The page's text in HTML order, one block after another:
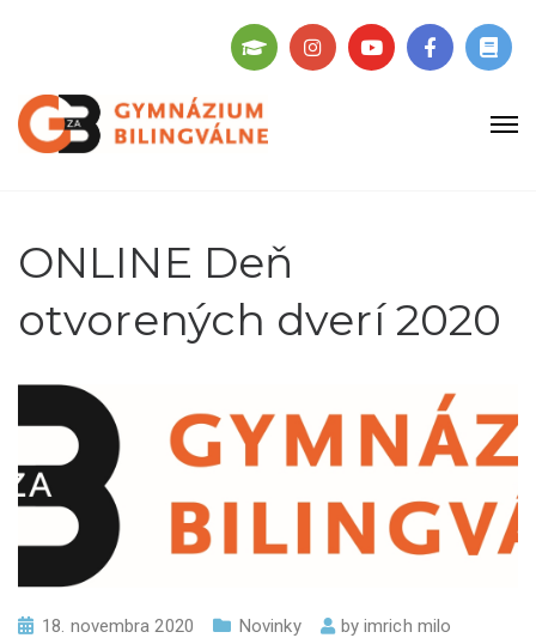
ONLINE Deň
otvorených dverí 2020
18. novembra 2020 Novinky byimrich milo